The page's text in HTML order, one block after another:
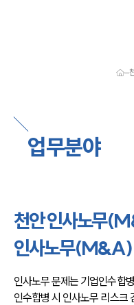
천안형사전문변호사
천안이혼전문변호사
천안학교폭력변호사
천안 분사무소 오시는 길
천안변호사상담 상담접수
채용정보
업무분야
천안 인사노무
인사노무(M&A)
인사노무 문제는 기업인수합
인수합병 시 인사노무 리스크